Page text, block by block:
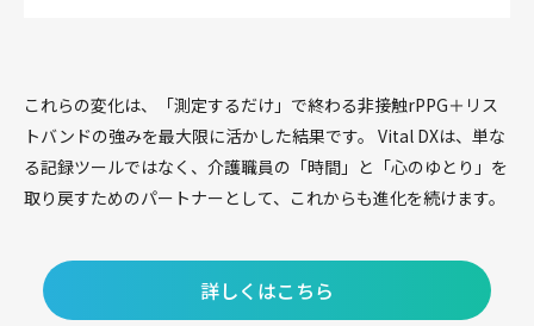
これらの変化は、「測定するだけ」で終わる非接触rPPG＋リス
トバンドの強みを最大限に活かした結果です。 Vital DXは、単な
る記録ツールではなく、介護職員の「時間」と「心のゆとり」を
取り戻すためのパートナーとして、これからも進化を続けます。
詳しくはこちら